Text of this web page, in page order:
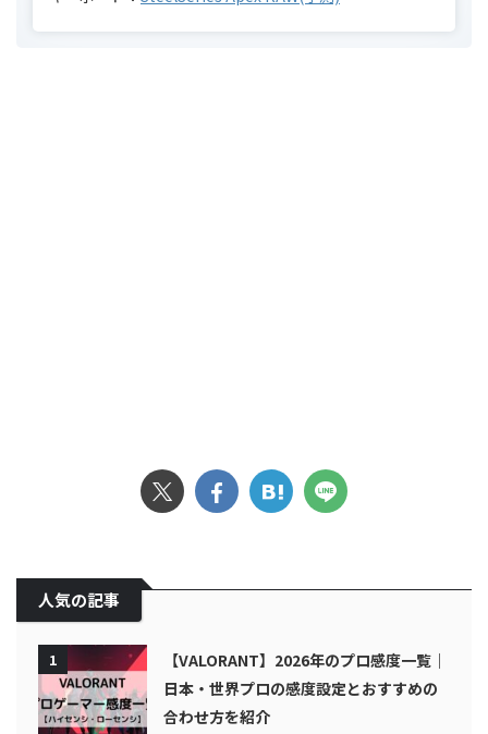
人気の記事
1
【VALORANT】2026年のプロ感度一覧｜
日本・世界プロの感度設定とおすすめの
合わせ方を紹介